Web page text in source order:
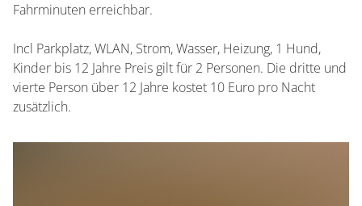
Fahrminuten erreichbar.
Incl Parkplatz, WLAN, Strom, Wasser, Heizung, 1 Hund,
Kinder bis 12 Jahre Preis gilt für 2 Personen. Die dritte und
vierte Person über 12 Jahre kostet 10 Euro pro Nacht
zusätzlich.